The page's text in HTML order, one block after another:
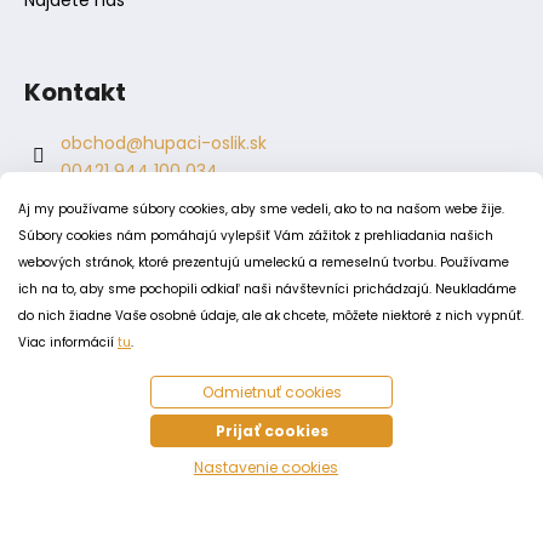
Aj my používame súbory cookies, aby sme vedeli, ako to na našom webe žije.
Súbory cookies nám pomáhajú vylepšiť Vám zážitok z prehliadania našich
webových stránok, ktoré prezentujú umeleckú a remeselnú tvorbu. Používame
ich na to, aby sme pochopili odkiaľ naši návštevníci prichádzajú. Neukladáme
do nich žiadne Vaše osobné údaje, ale ak chcete, môžete niektoré z nich vypnúť.
Viac informácií tu.
Odmietnuť cookies
Prijať cookies
Nastavenie cookies
Kontakt
obchod@hupaci-oslik.sk
00421 944 100 034
00421 944 904 704
hupaci.oslik
dagmar.juricova
PODMIENKY
Odstúpenie od zmluvy
Zásady spracovania a ochrany osobných údajov
Zásady používania súborov cookie